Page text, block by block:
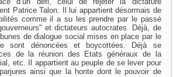
Patrice Talon. Il lui appartient désormais de
comme il a su les prendre par le passé
et dictateurs autocrates. Déjà, de
de dialogue social mises en place par le
sont dénoncées et boycottées. Déjà se
de la réunion des Etats généraux de la
etc. Il appartient au peuple de se lever pour
ainsi que la honte dont le pouvoir de